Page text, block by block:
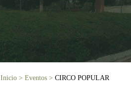
Inicio > Eventos > CIRCO POPULAR